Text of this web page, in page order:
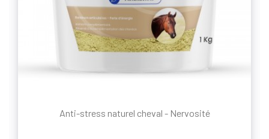
Anti-stress naturel cheval - Nervosité